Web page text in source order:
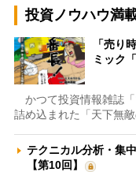
投資ノウハウ満
「売り
ミック
かつて投資情報雑誌
詰め込まれた「天下無
テクニカル分析・集
【第10回】